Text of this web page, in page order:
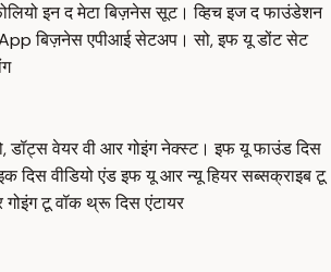
इन द मेटा बिज़नेस सूट। व्हिच इज द फाउंडेशन
बिज़नेस एपीआई सेटअप। सो, इफ यू डोंट सेट
डॉट्स वेयर वी आर गोइंग नेक्स्ट। इफ यू फाउंड दिस
दिस वीडियो एंड इफ यू आर न्यू हियर सब्सक्राइब टू
टू वॉक थ्रू दिस एंटायर